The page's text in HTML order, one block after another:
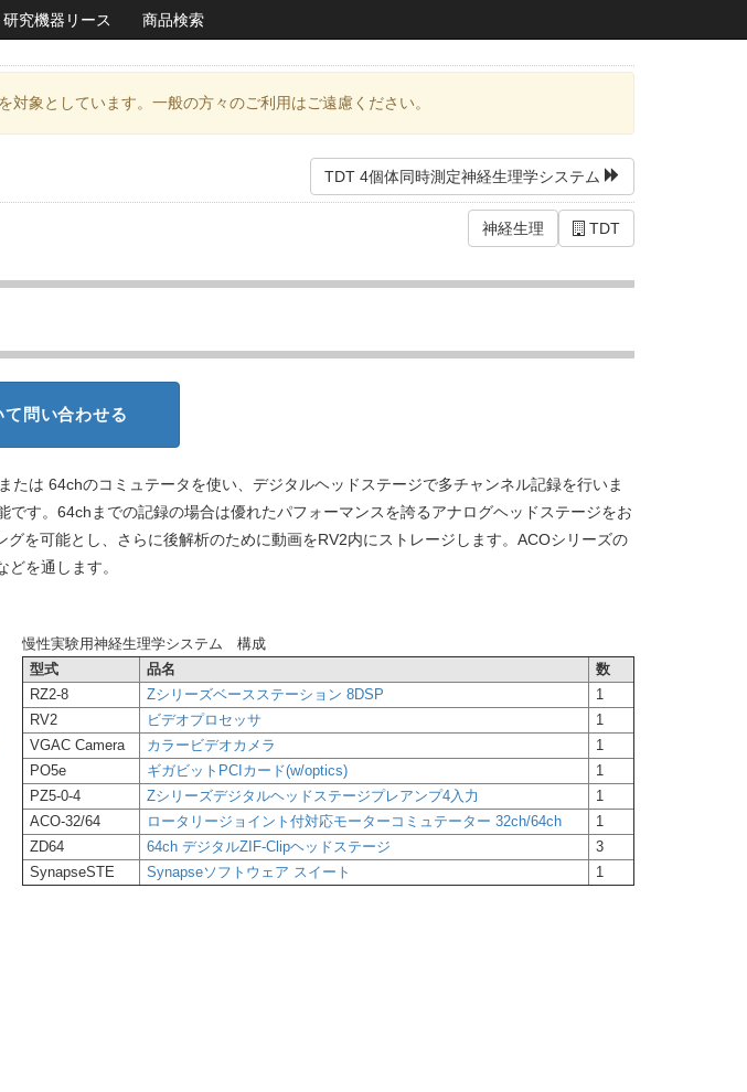
研究機器リース 商品検索
象としています。一般の方々のご利用はご遠慮ください。
TDT 4個体同時測定神経生理学システム
TDT
神経生理
問い合わせる
は 64chのコミュテータを使い、デジタルヘッドステージで多チャンネル記録を行いま
す。64chまでの記録の場合は優れたパフォーマンスを誇るアナログヘッドステージをお
を可能とし、さらに後解析のために動画をRV2内にストレージします。ACOシリーズの
を通します。
慢性実験用神経生理学システム 構成
型式
品名
数
RZ2-8
Zシリーズベースステーション 8DSP
1
RV2
ビデオプロセッサ
1
VGAC Camera
カラービデオカメラ
1
PO5e
ギガビットPCIカード(w/optics)
1
PZ5-0-4
Zシリーズデジタルヘッドステージプレアンプ4入力
1
ACO-32/64
ロータリージョイント付対応モーターコミュテーター 32ch/64ch
1
ZD64
64ch デジタルZIF-Clipヘッドステージ
3
SynapseSTE
Synapseソフトウェア スイート 1